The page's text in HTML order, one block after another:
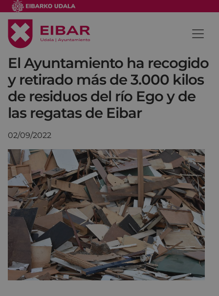
El Ayuntamiento ha recogido
y retirado más de 3.000 kilos
de residuos del río Ego y de
las regatas de Eibar
02/09/2022